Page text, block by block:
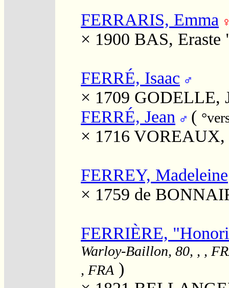
FERRARIS, Emma
× 1900 BAS,
FERRÉ, Isaac
× 1709 GODELLE,
FERRÉ, Jean
(
× 1716 VOREAUX,
FERREY, Madeleine
× 1759 de
FERRIÈRE,
Warloy-Baillon, 80, , ,
, FRA )